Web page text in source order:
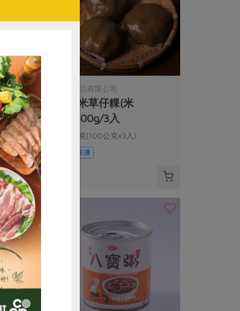
豆/花
生口味*3)
米棋食品有限公司
菜脯米草仔粿(米
棋)-300g/3入
300公克(100公克x3入)
冷凍